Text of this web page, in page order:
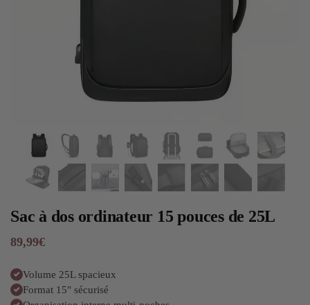
Sac à dos ordinateur 15 pouces de 25L
89,99€
Volume 25L spacieux
Format 15" sécurisé